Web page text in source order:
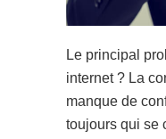
Le principal
internet ? La
manque de
toujours qui se